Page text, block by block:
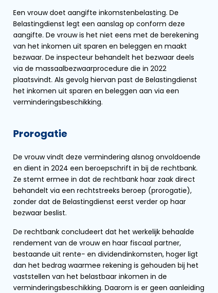
Een vrouw doet aangifte inkomstenbelasting. De
Belastingdienst legt een aanslag op conform deze
aangifte. De vrouw is het niet eens met de berekening
van het inkomen uit sparen en beleggen en maakt
bezwaar. De inspecteur behandelt het bezwaar deels
via de massaalbezwaarprocedure die in 2022
plaatsvindt. Als gevolg hiervan past de Belastingdienst
het inkomen uit sparen en beleggen aan via een
verminderingsbeschikking.
Prorogatie
De vrouw vindt deze vermindering alsnog onvoldoende
en dient in 2024 een beroepschrift in bij de rechtbank.
Ze stemt ermee in dat de rechtbank haar zaak direct
behandelt via een rechtstreeks beroep (prorogatie),
zonder dat de Belastingdienst eerst verder op haar
bezwaar beslist.
De rechtbank concludeert dat het werkelijk behaalde
rendement van de vrouw en haar fiscaal partner,
bestaande uit rente- en dividendinkomsten, hoger ligt
dan het bedrag waarmee rekening is gehouden bij het
vaststellen van het belastbaar inkomen in de
verminderingsbeschikking. Daarom is er geen aanleiding